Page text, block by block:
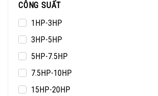
CÔNG SUẤT
1HP-3HP
3HP-5HP
5HP-7.5HP
7.5HP-10HP
15HP-20HP